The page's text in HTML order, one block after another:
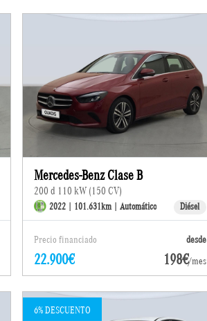
Mercedes-Benz Clase B
200 d 110 kW (150 CV)
2022 | 101.631km | Automático Diésel
Precio financiado desde
22.900€ 198€/mes
6% DESCUENTO